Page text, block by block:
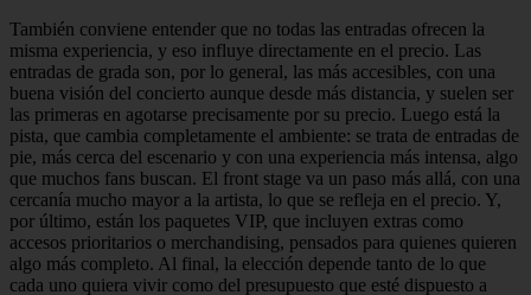
También conviene entender que no todas las entradas ofrecen la
misma experiencia, y eso influye directamente en el precio. Las
entradas de grada son, por lo general, las más accesibles, con una
buena visión del concierto aunque desde más distancia, y suelen ser
las primeras en agotarse precisamente por su precio. Luego está la
pista, que cambia completamente el ambiente: se trata de entradas de
pie, más cerca del escenario y con una experiencia más intensa, algo
que muchos fans buscan. El front stage va un paso más allá, con una
cercanía mucho mayor a la artista, lo que se refleja en el precio. Y,
por último, están los paquetes VIP, que incluyen extras como
accesos prioritarios o merchandising, pensados para quienes quieren
algo más completo. Al final, la elección depende tanto de lo que
cada uno quiera vivir como del presupuesto que esté dispuesto a